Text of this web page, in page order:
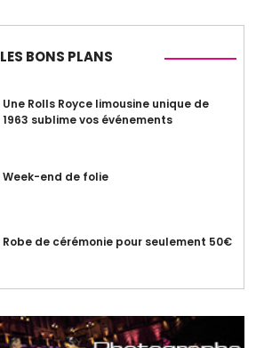
LES BONS PLANS
Une Rolls Royce limousine unique de
1963 sublime vos événements
Week-end de folie
Robe de cérémonie pour seulement 50€